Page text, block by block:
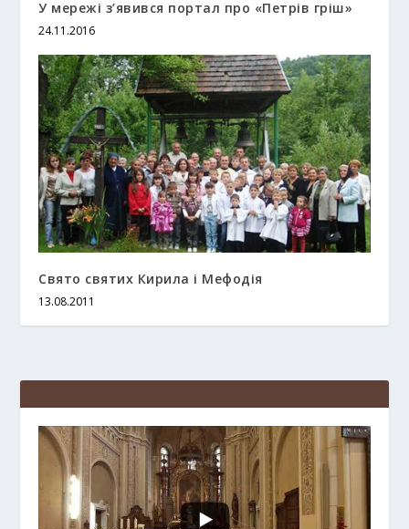
У мережі з’явився портал про «Петрів гріш»
24.11.2016
Свято святих Кирила і Мефодія
13.08.2011